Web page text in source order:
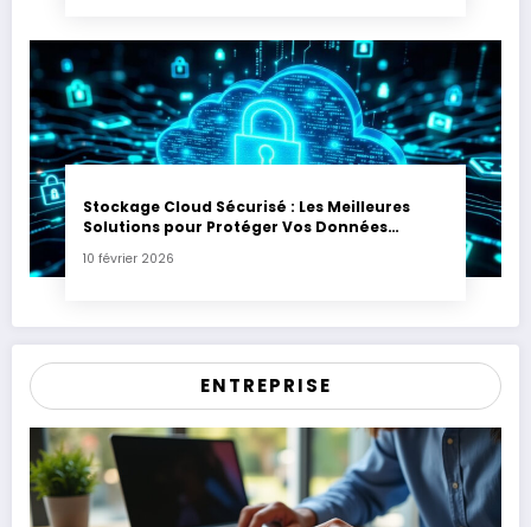
Stockage Cloud Sécurisé : Les Meilleures
Solutions pour Protéger Vos Données
10 février 2026
ENTREPRISE